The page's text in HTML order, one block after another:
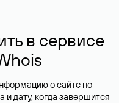
в сервисе
о сайте по
дату, когда завершится